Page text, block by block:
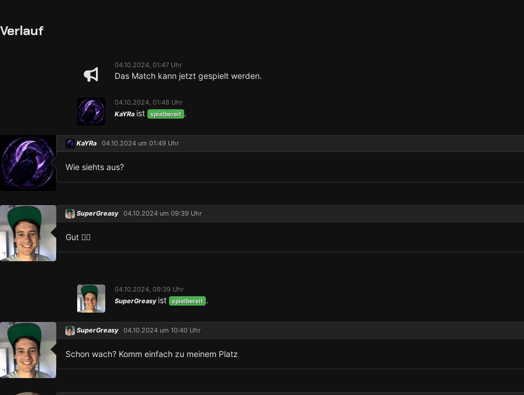
Verlauf
04.10.2024, 01:47 Uhr
Das Match kann jetzt gespielt werden.
04.10.2024, 01:48 Uhr
KaYRa ist spielbereit .
KaYRa 04.10.2024 um 01:49 Uhr
Wie siehts aus?
SuperGreasy 04.10.2024 um 09:39 Uhr
Gut 👍🏻
04.10.2024, 09:39 Uhr
SuperGreasy ist spielbereit .
SuperGreasy 04.10.2024 um 10:40 Uhr
Schon wach? Komm einfach zu meinem Platz